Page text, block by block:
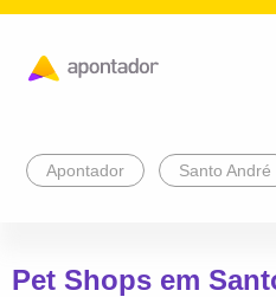
Apontador Santo André
Pet Shops em